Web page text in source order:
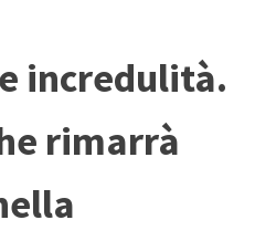
incredulità.
rimarrà